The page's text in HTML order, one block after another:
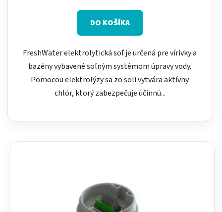
DO KOŠÍKA
FreshWater elektrolytická soľ je určená pre vírivky a
bazény vybavené soľným systémom úpravy vody.
Pomocou elektrolýzy sa zo soli vytvára aktívny
chlór, ktorý zabezpečuje účinnú...